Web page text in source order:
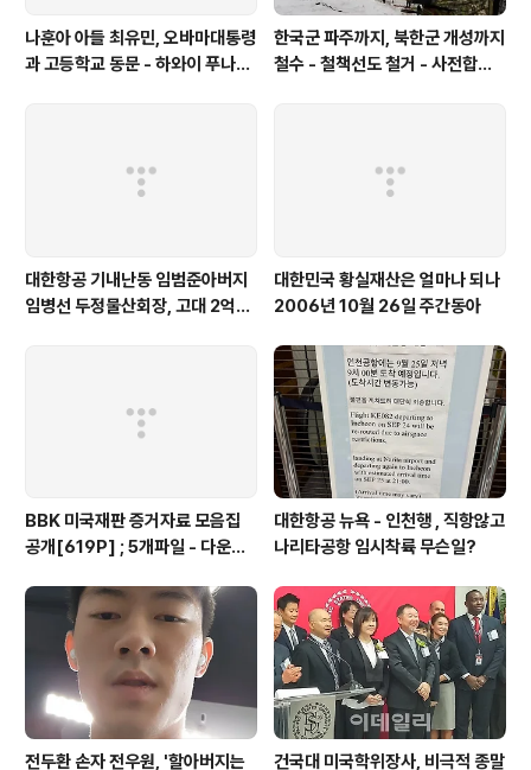
나훈아 아들 최유민, 오바마대통령
과 고등학교 동문 - 하와이 푸나호
한국군 파주까지, 북한군 개성까지
철수 - 철책선도 철거 - 사전합의
대한항공 기내난동 임범준아버지
임병선 두정물산회장, 고대 2억기
대한민국 황실재산은 얼마나 되나
2006년 10월 26일 주간동아
BBK 미국재판 증거자료 모음집
공개[619P] ; 5개파일 - 다운로
대한항공 뉴욕 - 인천행 , 직항않고
나리타공항 임시착륙 무슨일?
전두환 손자 전우원, '할아버지는 건국대 미국학위장사, 비극적 종말